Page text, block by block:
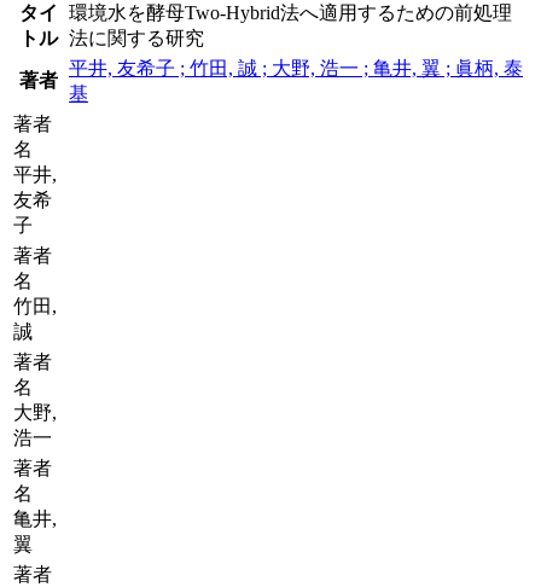
タイ
トル
環境水を酵母Two-Hybrid法へ適用するための前処理
法に関する研究
著者
平井, 友希子 ; 竹田, 誠 ; 大野, 浩一 ; 亀井, 翼 ; 眞柄, 泰
基
著者
名
平井,
友希
子
著者
名
竹田,
誠
著者
名
大野,
浩一
著者
名
亀井,
翼
著者